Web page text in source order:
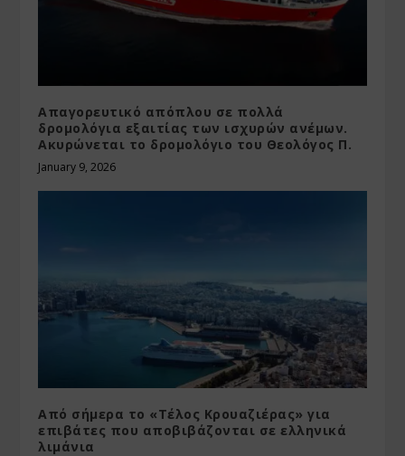
Απαγορευτικό απόπλου σε πολλά
δρομολόγια εξαιτίας των ισχυρών ανέμων.
Ακυρώνεται το δρομολόγιο του Θεολόγος Π.
January 9, 2026
Από σήμερα το «Τέλος Κρουαζιέρας» για
επιβάτες που αποβιβάζονται σε ελληνικά
λιμάνια